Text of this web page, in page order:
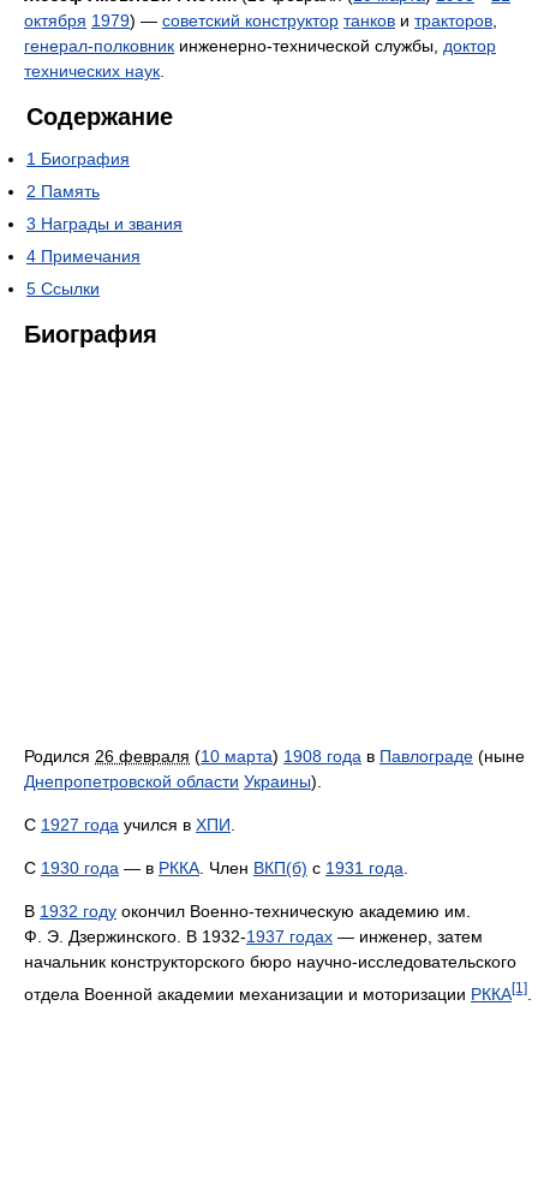
октября 1979) — советский конструктор танков и тракторов
генерал-полковник инженерно-технической службы, доктор
технических наук
Содержание
1 Биография
2 Память
3 Награды и звания
4 Примечания
5 Ссылки
Биография
Родился 26 февраля (10 марта) 1908 года в Павлограде (ныне
Днепропетровской области Украины).
С 1927 года учился в ХПИ
С 1930 года — в РККА . Член ВКП(б) с 1931 года
В 1932 году окончил Военно-техническую академию им.
Ф. Э. Дзержинского. В 1932-1937 годах — инженер, затем
начальник конструкторского бюро научно-исследовательского
отдела Военной академии механизации и моторизации РККА[1]